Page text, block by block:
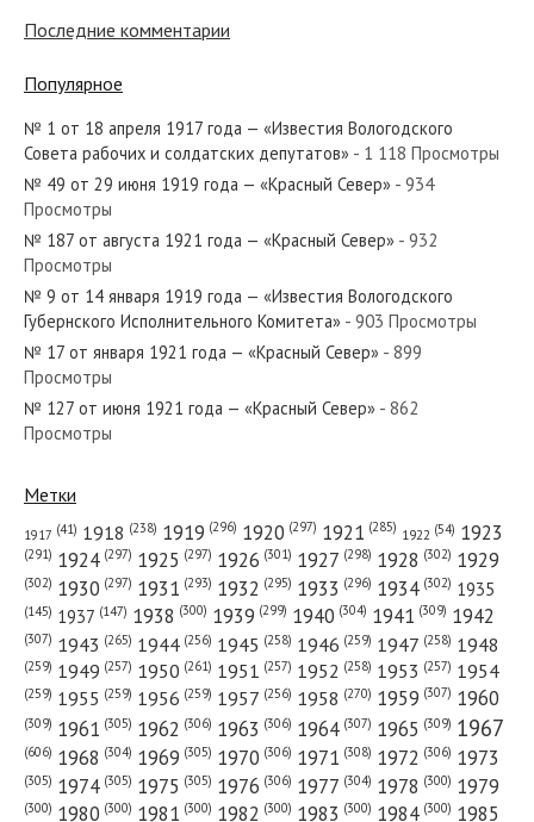
№ 141 от 19 октября 1919 года — «Красный Север»
№ 190 от августа 1978 года — «Красный Север»
№ 265 от ноября 1968 года — «Красный Север»
№ 111 от июня 1944 года — «Красный Север»
№ 155 от июля 1923 года — «Красный Север»
Последние комментарии
Популярное
№ 1 от 18 апреля 1917 года — «Известия Вологодского
Совета рабочих и солдатских депутатов» - 1 118 Просмотры
№ 49 от 29 июня 1919 года — «Красный Север» - 934
Просмотры
№ 187 от августа 1921 года — «Красный Север» - 932
Просмотры
№ 9 от 14 января 1919 года — «Известия Вологодского
Губернского Исполнительного Комитета» - 903 Просмотры
№ 17 от января 1921 года — «Красный Север» - 899
Просмотры
№ 127 от июня 1921 года — «Красный Север» - 862
Просмотры
Метки
1917 (41) 1918 (238) 1919 (296) 1920 (297) 1921 (285) 1922 (54) 1923
(291) 1924 (297) 1925 (297) 1926 (301) 1927 (298) 1928 (302) 1929
(302) 1930 (297) 1931 (293) 1932 (295) 1933 (296) 1934 (302) 1935
(145) 1937 (147) 1938 (300) 1939 (299) 1940 (304) 1941 (309) 1942
(307) 1943 (265) 1944 (256) 1945 (258) 1946 (259) 1947 (258) 1948
(259) 1949 (257) 1950 (261) 1951 (257) 1952 (258) 1953 (257) 1954
(259) 1955 (259) 1956 (259) 1957 (256) 1958 (270) 1959 (307) 1960
(309) 1961 (305) 1962 (306) 1963 (306) 1964 (307) 1965 (309) 1967
(606) 1968 (304) 1969 (305) 1970 (306) 1971 (308) 1972 (306) 1973
(305) 1974 (305) 1975 (305) 1976 (306) 1977 (304) 1978 (300) 1979
(300) 1980 (300) 1981 (300) 1982 (300) 1983 (300) 1984 (300) 1985